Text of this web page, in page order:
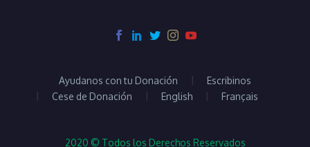
Ayudanos con tu Donación
Escribinos
Cese de Donación
English Français
2020 © Todos los Derechos Reservados